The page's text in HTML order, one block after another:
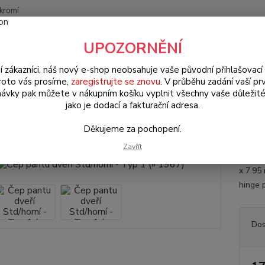
Hledat
Brouk/Cabrio Typ 1 Exteriér (Exterior) Čep pantu dveří Std/
pantu dveří Std/horní - Typ 1
x 7.95
hinge
UPOZORNĚNÍ
zákazníci, náš nový e-shop neobsahuje vaše původní přihlašovací
vás prosíme, zaregistrujte se znovu. V průběhu zadání vaší
pak můžete v nákupním košíku vyplnit všechny vaše
jako je dodací a fakturační adresa.
Děkujeme za pochopení.
Zavřít